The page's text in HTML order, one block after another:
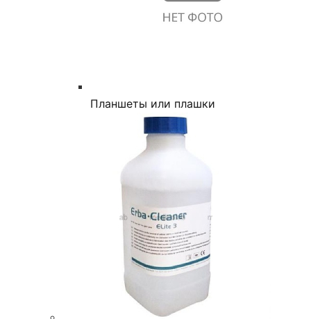
Планшеты или плашки